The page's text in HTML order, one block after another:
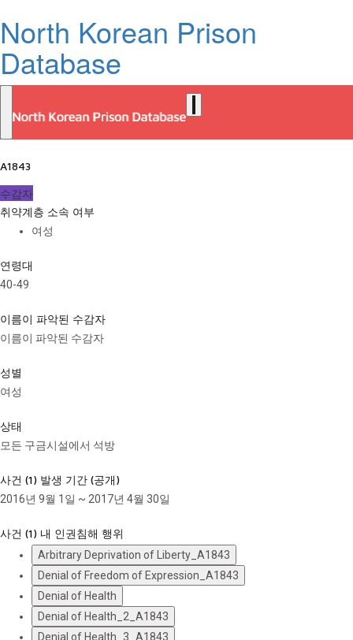
North Korean Prison
Database
A1843
수감자
취약계층 소속 여부
여성
연령대
40-49
이름이 파악된 수감자
이름이 파악된 수감자
성별
여성
상태
모든 구금시설에서 석방
사건 (1) 발생 기간 (공개)
2016년 9월 1일 ~ 2017년 4월 30일
사건 (1) 내 인권침해 행위
Arbitrary Deprivation of Liberty_A1843
Denial of Freedom of Expression_A1843
Denial of Health
Denial of Health_2_A1843
Denial of Health_3_A1843